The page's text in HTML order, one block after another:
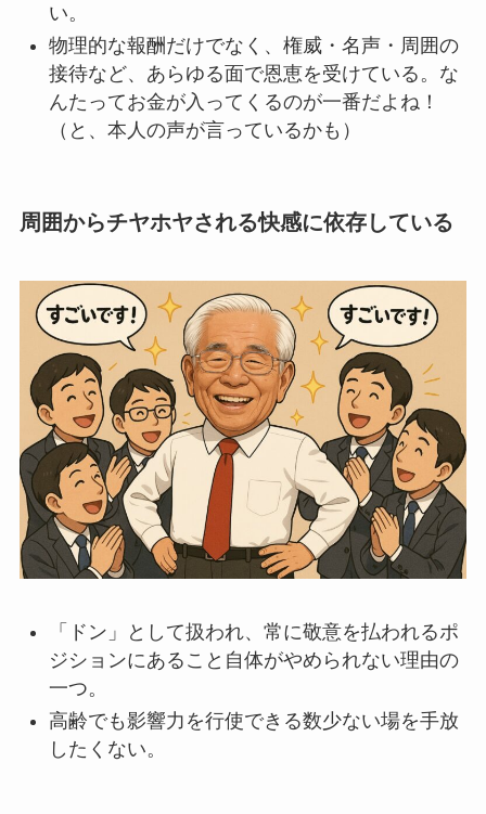
い。
物理的な報酬だけでなく、権威・名声・周囲の
接待など、あらゆる面で恩恵を受けている。な
んたってお金が入ってくるのが一番だよね！
（と、本人の声が言っているかも）
周囲からチヤホヤされる快感に依存している
「ドン」として扱われ、常に敬意を払われるポ
ジションにあること自体がやめられない理由の
一つ。
高齢でも影響力を行使できる数少ない場を手放
したくない。